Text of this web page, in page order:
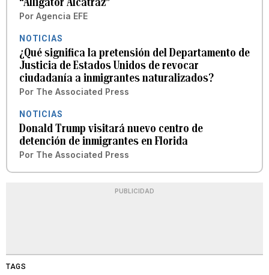
Por Agencia EFE
NOTICIAS
¿Qué significa la pretensión del Departamento de
Justicia de Estados Unidos de revocar
ciudadanía a inmigrantes naturalizados?
Por The Associated Press
NOTICIAS
Donald Trump visitará nuevo centro de
detención de inmigrantes en Florida
Por The Associated Press
PUBLICIDAD
TAGS